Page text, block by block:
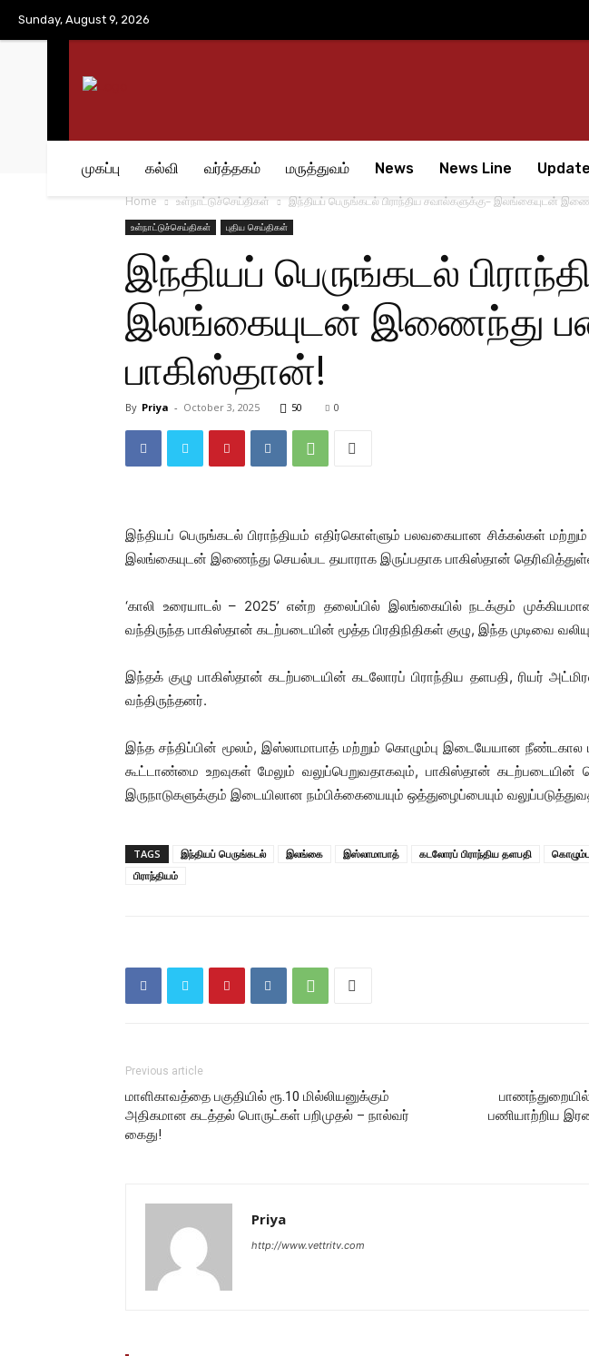
Sunday, August 9, 2026
முகப்பு கல்வி வர்த்தகம் மருத்துவம் News News Line
Home உள்நாட்டுச்செய்திகள் இந்தியப் பெருங்கடல் பிராந்திய சவால்களுக்கு– இலங்கையுடன்
உள்நாட்டுச்செய்திகள் புதிய செய்திகள்
இந்தியப் பெருங்கடல்
இலங்கையுடன் இணைந்து
பாகிஸ்தான்!
By Priya - October 3, 2025 50 0
இந்தியப் பெருங்கடல் பிராந்தியம் எதிர்கொள்ளும் பலவகையான சிக்கல்கள்
இலங்கையுடன் இணைந்து செயல்பட தயாராக இருப்பதாக பாகிஸ்தான்
‘காலி உரையாடல் – 2025’ என்ற தலைப்பில் இலங்கையில் நடக்கும்
வந்திருந்த பாகிஸ்தான் கடற்படையின் மூத்த பிரதிநிதிகள் குழு, இந்த முடிவை
இந்தக் குழு பாகிஸ்தான் கடற்படையின் கடலோரப் பிராந்திய தளபதி, ரியர்
வந்திருந்தனர்.
இந்த சந்திப்பின் மூலம், இஸ்லாமாபாத் மற்றும் கொழும்பு இடையேயான நீண்டகால
கூட்டாண்மை உறவுகள் மேலும் வலுப்பெறுவதாகவும், பாகிஸ்தான் கடற்படையின்
இருநாடுகளுக்கும் இடையிலான நம்பிக்கையையும் ஒத்துழைப்பையும்
TAGS இந்தியப் பெருங்கடல் இலங்கை இஸ்லாமாபாத் கடலோரப் பிராந்திய தளபதி
பிராந்தியம்
Previous article
மாளிகாவத்தை பகுதியில் ரூ.10 மில்லியனுக்கும்
அதிகமான கடத்தல் பொருட்கள் பறிமுதல் – நால்வர்
கைது!
பாணந்துறையில்
பணியாற்றிய
Priya
http://www.vettritv.com